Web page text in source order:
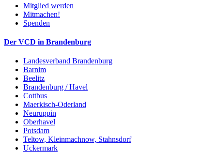
Mitglied werden
Mitmachen!
Spenden
Der VCD in Brandenburg
Landesverband Brandenburg
Barnim
Beelitz
Brandenburg / Havel
Cottbus
Maerkisch-Oderland
Neuruppin
Oberhavel
Potsdam
Teltow, Kleinmachnow, Stahnsdorf
Uckermark